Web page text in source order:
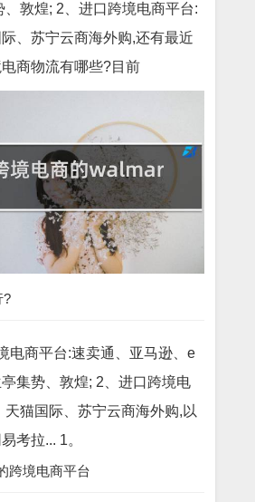
敦煌; 2、进口跨境电商平台:
、苏宁云商海外购,还有最近
商物流有哪些?目前
?
电商平台:速卖通、亚马逊、e
集势、敦煌; 2、进口跨境电
天猫国际、苏宁云商海外购,以
考拉... 1。
跨境电商平台